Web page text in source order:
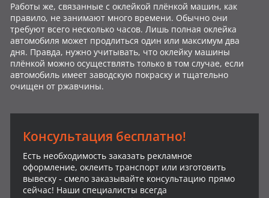
Работы же, связанные с оклейкой плёнкой машин, как
правило, не занимают много времени. Обычно они
требуют всего несколько часов. Лишь полная оклейка
автомобиля может продлиться один или максимум два
дня. Правда, нужно учитывать, что оклейку машины
плёнкой можно осуществлять только в том случае, если
автомобиль имеет заводскую покраску и тщательно
очищен от ржавчины.
Консультация бесплатно!
Есть необходимость заказать рекламное
оформление, оклеить транспорт или изготовить
вывеску - смело заказывайте консультацию прямо
сейчас! Наши специалисты всегда